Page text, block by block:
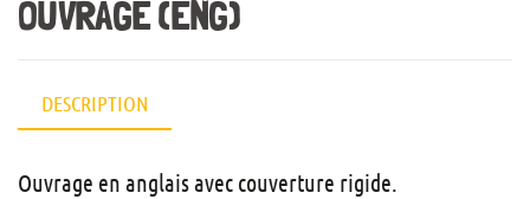
OUVRAGE (ENG)
DESCRIPTION
Ouvrage en anglais avec couverture rigide.